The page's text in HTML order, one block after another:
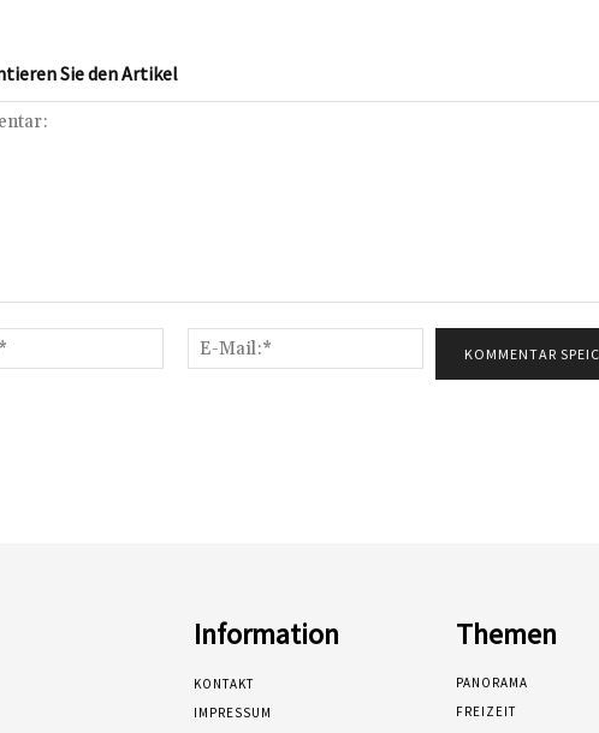
Sie den Artikel
Name:*
Mail:*
Information
KONTAKT
IMPRESSUM
Themen
PANORAMA
FREIZEIT